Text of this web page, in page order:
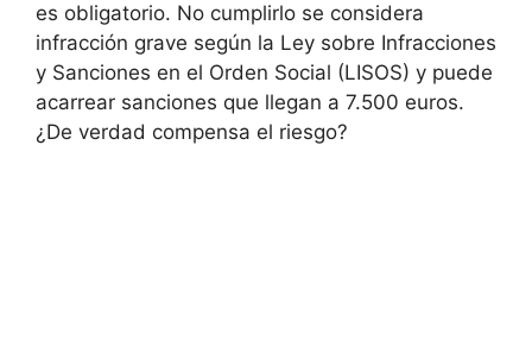
es obligatorio. No cumplirlo se considera
infracción grave según la Ley sobre Infracciones
y Sanciones en el Orden Social (LISOS) y puede
acarrear sanciones que llegan a 7.500 euros.
¿De verdad compensa el riesgo?